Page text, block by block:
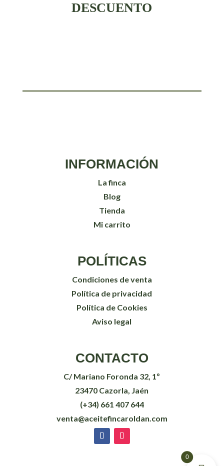
DESCUENTO
INFORMACIÓN
La finca
Blog
Tienda
Mi carrito
POLÍTICAS
Condiciones de venta
Política de privacidad
Política de Cookies
Aviso legal
CONTACTO
C/ Mariano Foronda 32, 1º
23470 Cazorla, Jaén
(+34) 661 407 644
venta@aceitefincaroldan.com
0